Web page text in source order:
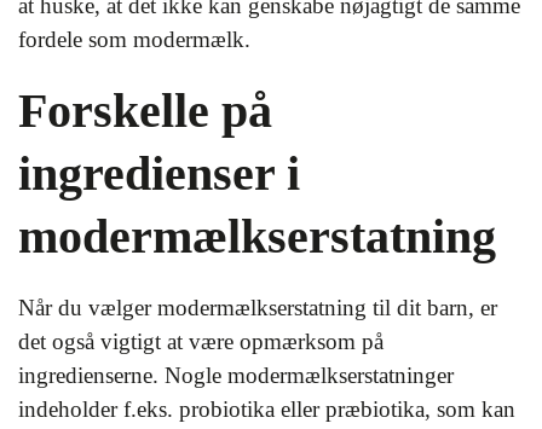
at huske, at det ikke kan genskabe nøjagtigt de samme
fordele som modermælk.
Forskelle på
ingredienser i
modermælkserstatning
Når du vælger modermælkserstatning til dit barn, er
det også vigtigt at være opmærksom på
ingredienserne. Nogle modermælkserstatninger
indeholder f.eks. probiotika eller præbiotika, som kan